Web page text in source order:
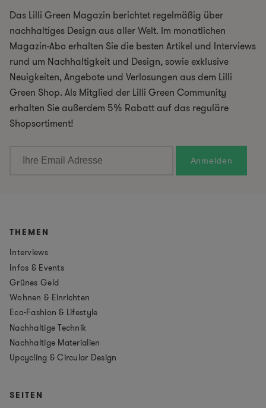
Das Lilli Green Magazin berichtet regelmäßig über
nachhaltiges Design aus aller Welt. Im monatlichen
Magazin-Abo erhalten Sie die besten Artikel und Interviews
rund um Nachhaltigkeit und Design, sowie exklusive
Neuigkeiten, Angebote und Verlosungen aus dem Lilli
Green Shop. Als Mitglied der Lilli Green Community
erhalten Sie außerdem 5% Rabatt auf das reguläre
Shopsortiment!
THEMEN
Interviews
Infos & Events
Grünes Geld
Wohnen & Einrichten
Eco-Fashion & Lifestyle
Nachhaltige Technik
Nachhaltige Materialien
Upcycling & Circular Design
SEITEN